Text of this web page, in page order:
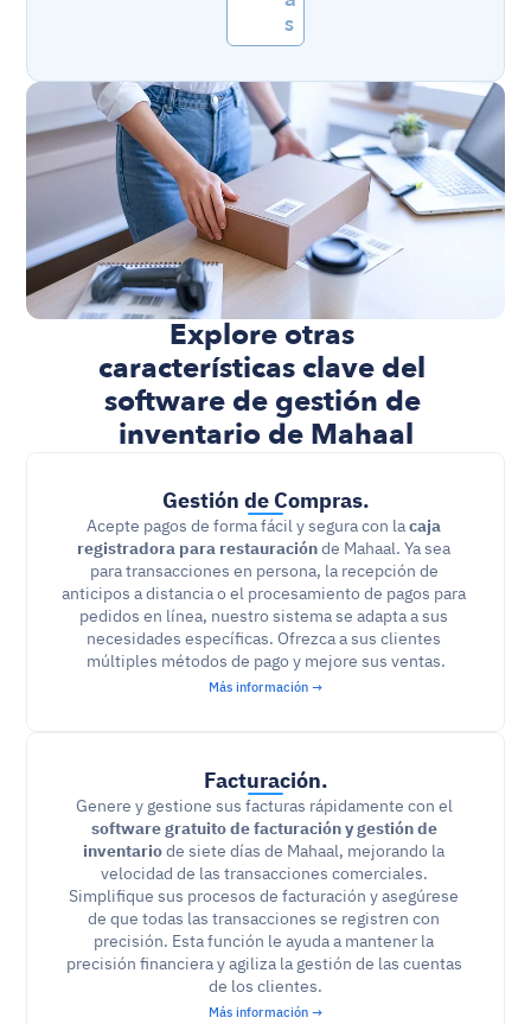
s
Explore otras
características clave del
software de gestión de
inventario de Mahaal
Gestión de Compras.
Acepte pagos de forma fácil y segura con la caja
registradora para restauración de Mahaal. Ya sea
para transacciones en persona, la recepción de
anticipos a distancia o el procesamiento de pagos para
pedidos en línea, nuestro sistema se adapta a sus
necesidades específicas. Ofrezca a sus clientes
múltiples métodos de pago y mejore sus ventas.
Más información →
Facturación.
Genere y gestione sus facturas rápidamente con el
software gratuito de facturación y gestión de
inventario de siete días de Mahaal, mejorando la
velocidad de las transacciones comerciales.
Simplifique sus procesos de facturación y asegúrese
de que todas las transacciones se registren con
precisión. Esta función le ayuda a mantener la
precisión financiera y agiliza la gestión de las cuentas
de los clientes.
Más información →